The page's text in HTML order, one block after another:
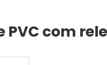
PVC com